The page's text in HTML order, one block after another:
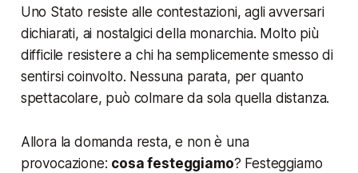
Uno Stato resiste alle contestazioni, agli avversari
dichiarati, ai nostalgici della monarchia. Molto più
difficile resistere a chi ha semplicemente smesso di
sentirsi coinvolto. Nessuna parata, per quanto
spettacolare, può colmare da sola quella distanza.
Allora la domanda resta, e non è una
provocazione: cosa festeggiamo? Festeggiamo